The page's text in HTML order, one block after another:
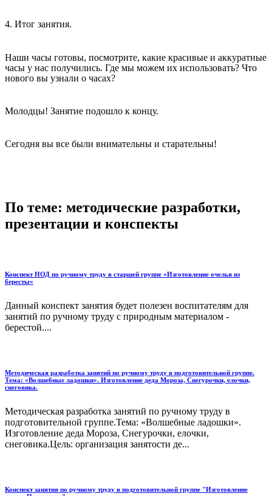
4. Итог занятия.
Наши часы готовы, посмотрите, какие красивые и аккуратные
часы у нас получились. Где мы можем их использовать? Что
нового вы узнали о часах?
Молодцы! Занятие подошло к концу.
Сегодня вы все были внимательны и старательны!
По теме: методические разработки,
презентации и конспекты
Конспект НОД по ручному труду в старшей группе «Изготовление очелья из
бересты»
Данный конспект занятия будет полезен воспитателям для
занятий по ручному труду с природным материалом -
берестой....
Методическая разработка занятий по ручному труду в подготовительной группе.
Тема: «Волшебные ладошки». Изготовление деда Мороза, Снегурочки, елочки,
снеговика.
Методическая разработка занятий по ручному труду в
подготовительной группе.Тема: «Волшебные ладошки».
Изготовление деда Мороза, Снегурочки, елочки,
снеговика.Цель: организация занятости де...
Конспект занятия по ручному труду в подготовительной группе "Изготовление